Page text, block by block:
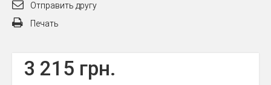
Отправить другу
Печать
3 215 грн.